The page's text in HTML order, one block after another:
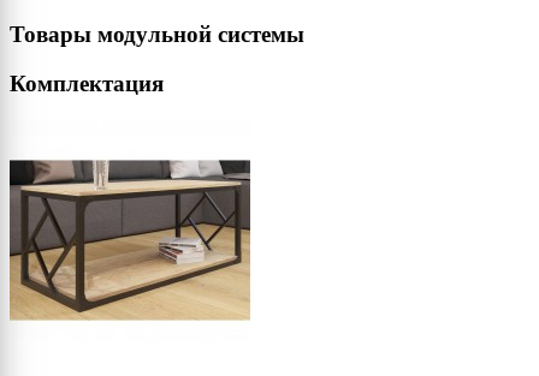
Товары модульной системы
Комплектация